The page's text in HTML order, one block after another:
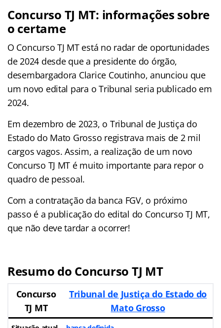
Concurso TJ MT: informações sobre
o certame
O Concurso TJ MT está no radar de oportunidades
de 2024 desde que a presidente do órgão,
desembargadora Clarice Coutinho, anunciou que
um novo edital para o Tribunal seria publicado em
2024.
Em dezembro de 2023, o Tribunal de Justiça do
Estado do Mato Grosso registrava mais de 2 mil
cargos vagos. Assim, a realização de um novo
Concurso TJ MT é muito importante para repor o
quadro de pessoal.
Com a contratação da banca FGV, o próximo
passo é a publicação do edital do Concurso TJ MT,
que não deve tardar a ocorrer!
Resumo do Concurso TJ MT
Concurso
TJ MT
Tribunal de Justiça do Estado do
Mato Grosso